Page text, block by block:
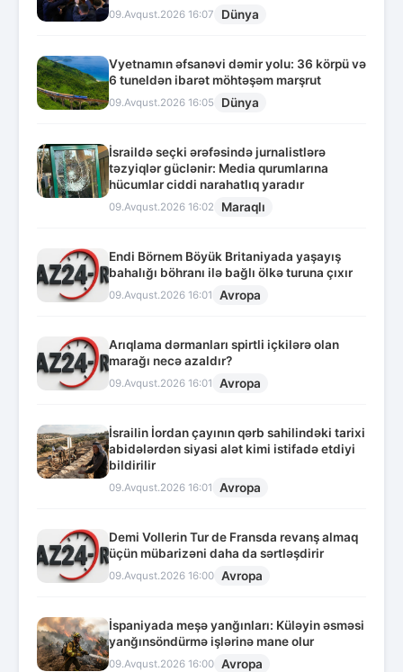
09.Avqust.2026 16:07 Dünya
Vyetnamın əfsanəvi dəmir yolu: 36 körpü və
6 tuneldən ibarət möhtəşəm marşrut
09.Avqust.2026 16:05 Dünya
İsraildə seçki ərəfəsində jurnalistlərə
təzyiqlər güclənir: Media qurumlarına
hücumlar ciddi narahatlıq yaradır
09.Avqust.2026 16:02 Maraqlı
Endi Börnem Böyük Britaniyada yaşayış
bahalığı böhranı ilə bağlı ölkə turuna çıxır
09.Avqust.2026 16:01 Avropa
Arıqlama dərmanları spirtli içkilərə olan
marağı necə azaldır?
09.Avqust.2026 16:01 Avropa
İsrailin İordan çayının qərb sahilindəki tarixi
abidələrdən siyasi alət kimi istifadə etdiyi
bildirilir
09.Avqust.2026 16:01 Avropa
Demi Vollerin Tur de Fransda revanş almaq
üçün mübarizəni daha da sərtləşdirir
09.Avqust.2026 16:00 Avropa
İspaniyada meşə yanğınları: Küləyin əsməsi
yanğınsöndürmə işlərinə mane olur
09.Avqust.2026 16:00 Avropa